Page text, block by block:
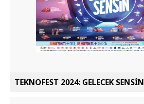
TEKNOFEST 2024: GELECEK SENSİN